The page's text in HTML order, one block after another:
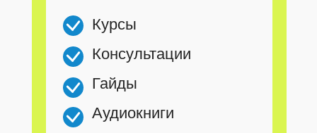
Курсы
Консультации
Гайды
Аудиокниги